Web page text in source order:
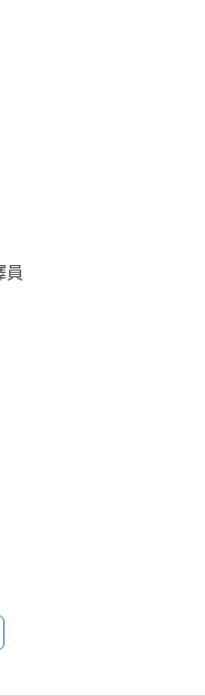
達的熱忱，將講者很
員